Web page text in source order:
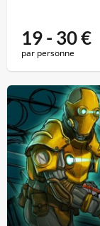
19 - 30€
par personne